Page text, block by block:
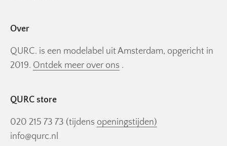
Over
QURC. is een modelabel uit Amsterdam, opgericht in
2019. Ontdek meer over ons .
QURC store
020 215 73 73 (tijdens openingstijden)
info@qurc.nl